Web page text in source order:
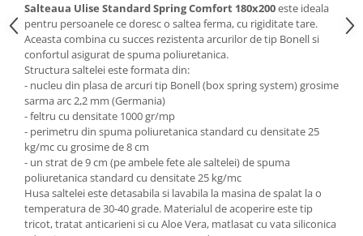
Scaune birou pentru copii
Saltele patuturi copii
Paturi copii
Masa si scaune gradinita
Seturi comode living si dormitor
Salteaua Ulise Standard Spring Comfort 180x200este ideala
pentru persoanele ce doresc o saltea ferma, cu rigiditate tare.
Aceasta combina cu succes rezistenta arcurilor de tip Bonell si
confortul asigurat de spuma poliuretanica.
Structura saltelei este formata din:
- nucleu din plasa de arcuri tip Bonell (box spring system) grosime
sarma arc 2,2 mm (Germania)
- feltru cu densitate 1000 gr/mp
- perimetru din spuma poliuretanica standard cu densitate 25
kg/mc cu grosime de 8 cm
- un strat de 9 cm (pe ambele fete ale saltelei) de spuma
poliuretanica standard cu densitate 25 kg/mc
Husa saltelei este detasabila si lavabila la masina de spalat la o
temperatura de 30-40 grade. Materialul de acoperire este tip
tricot, tratat anticarieni si cu Aloe Vera, matlasat cu vata siliconica